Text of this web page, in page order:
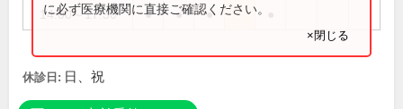
14:00～17:30 ● ● ●
に必ず医療機関に直接ご確認ください。
×閉じる
休診日: 日、祝